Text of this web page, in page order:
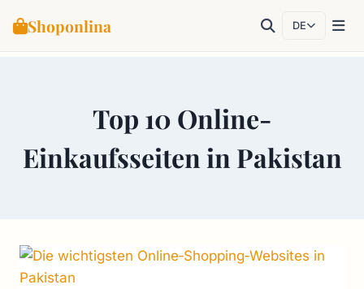
Shoponlina DE
Top 10 Online-
Einkaufsseiten in Pakistan